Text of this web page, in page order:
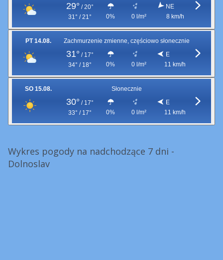
29° / 20°
31° / 21°
0% 0 l/m²
NE
8 km/h
PT 14.08. Zachmurzenie zmienne, częściowo słonecznie
31° / 17°
34° / 18°
0% 0 l/m²
E
11 km/h
SO 15.08. Słonecznie
30° / 17°
33° / 17°
0% 0 l/m²
E
11 km/h
Wykres pogody na nadchodzące 7 dni -
Dolnoslav